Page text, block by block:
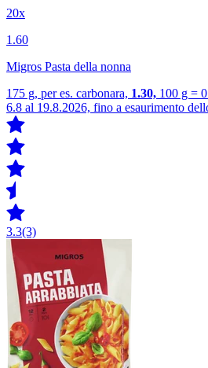
20x
1.60
Migros Pasta della nonna
175 g, per es. carbonara, 1.30, 100 g =
6.8 al 19.8.2026, fino a esaurimento
3.3(3)